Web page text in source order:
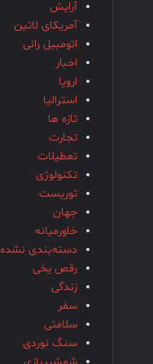
آرایش
آمریکای لاتین
اتومبیل رانی
اخبار
اروپا
استرالیا
تازه ها
تجارت
تعطیلات
تکنولوژی
توریست
جهان
خاورمیانه
دسته‌بندی نشده
رقص یخی
زندگی
سفر
سلامتی
سنگ نوردی